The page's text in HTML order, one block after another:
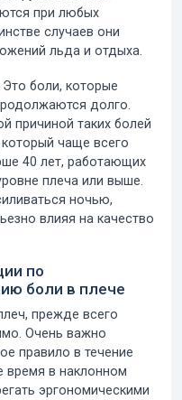
при любых
случаев они
льда и отдыха.
Это боли, которые
долго.
причиной таких болей
который чаще всего
40 лет, работающих
плеча или выше.
ночью,
влияя на качество
по
боли в плече
прежде всего
. Очень важно
правило в течение
в наклонном
эргономическими